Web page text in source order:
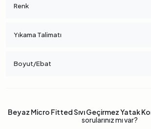
Renk
Yıkama Talimatı
Boyut/Ebat
Beyaz Micro Fitted Sıvı Geçirmez Yatak
sorularınız mı var?